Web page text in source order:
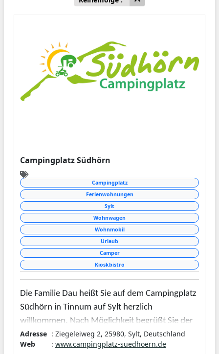
Campingplatz Südhörn
Campingplatz
Ferienwohnungen
Sylt
Wohnwagen
Wohnmobil
Urlaub
Camper
Kioskbistro
Die Familie Dau heißt Sie auf dem Campingplatz
Südhörn in Tinnum auf Sylt herzlich
willkommen. Nach Möglichkeit begrüßt Sie der
Chef, Torsten Dau, auf dem Campingplatz
persönlich.
Adresse : Ziegeleiweg 2, 25980, Sylt, Deutschland
Web
: www.campingplatz-suedhoern.de